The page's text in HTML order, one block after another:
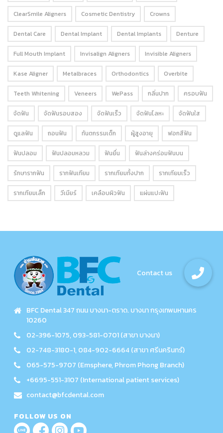
ClearSmile Aligners Cosmetic Dentistry Crowns
Dental Care Dental Implant Dental Implants Denture
Full Mouth Implant Invisalign Aligners Invisible Aligners
Kase Aligner Metalbraces Orthodontics Overbite
Teeth Whitening Veneers WePass กลิ่นปาก ครอบฟัน
จัดฟัน จัดฟันรอบสอง จัดฟันเร็ว จัดฟันโลหะ จัดฟันใส
ดูแลฟัน ถอนฟัน ทันตกรรมเด็ก ผู้สูงอายุ ฟอกสีฟัน
ฟันปลอม ฟันปลอมหลวม ฟันยื่น ฟันล่างคร่อมฟันบน
รักษารากฟัน รากฟันเทียม รากเทียมทั้งปาก รากเทียมเร็ว
รากเทียมเล็ก วีเนียร์ เคลือบผิวฟัน แผ่นแปะฟัน
BFC Dental 347 ถนน บางนา-ตราด. บางนา กรุงเทพมหานคร
10260
02-396-1075, 093-581-0701 (สาขา บางนา)
02-748-3180-1, 084-902-6664 (สาขา ศรีนครินทร์)
065-575-9707 (Emsphere, Phrom Phong Branch)
+6695-551-3107 (International patient services)
contact@bfcdental.com
FOLLOW US ON